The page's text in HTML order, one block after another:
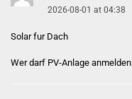
2026-08-01 at 04:38
Solar fur Dach
Wer darf PV-Anlage anmelden